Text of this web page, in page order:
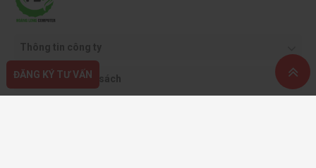
Thông tin công ty
Quy định & chính sách
ĐĂNG KÝ TƯ VẤN